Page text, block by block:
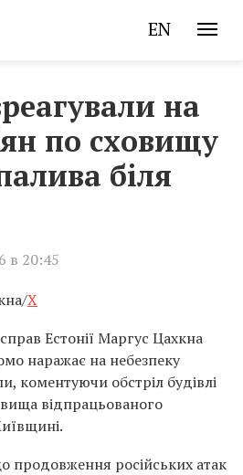
EN
на
по сховищу
біля
в 20:45
X
Естонії Маргус Цахкна
наражає на небезпеку
коментуючи обстріл будівлі
відпрацьованого
продовження російських атак